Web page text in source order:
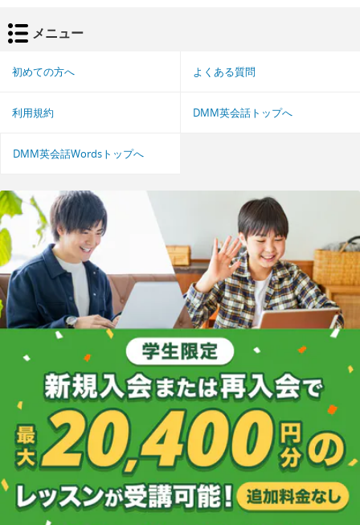
メニュー
初めての方へ よくある質問
利用規約 DMM英会話トップへ
DMM英会話Wordsトップへ